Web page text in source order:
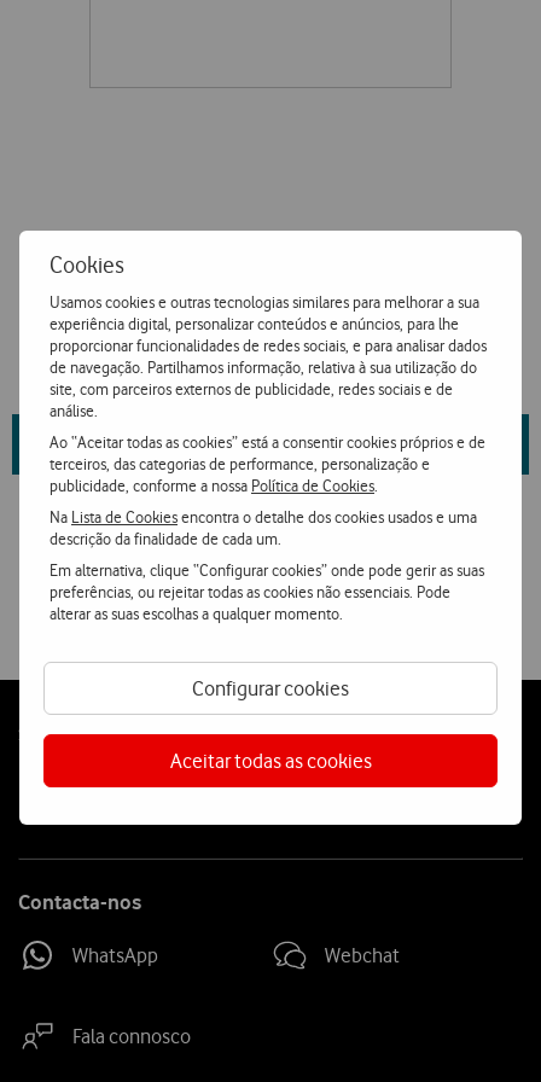
Cookies
Usamos cookies e outras tecnologias similares para melhorar a sua
experiência digital, personalizar conteúdos e anúncios, para lhe
proporcionar funcionalidades de redes sociais, e para analisar dados
de navegação. Partilhamos informação, relativa à sua utilização do
site, com parceiros externos de publicidade, redes sociais e de
análise.
Ao “Aceitar todas as cookies” está a consentir cookies próprios e de
terceiros, das categorias de performance, personalização e
publicidade, conforme a nossa Política de Cookies
Na Lista de Cookiesencontra o detalhe dos cookies usados e uma
descrição da finalidade de cada um.
Em alternativa, clique “Configurar cookies” onde pode gerir as suas
preferências, ou rejeitar todas as cookies não essenciais. Pode
alterar as suas escolhas a qualquer momento.
Configurar cookies
Aceitar todas as cookies
Saiba mais sobre as propriedades da marca e fornecedoraqui
Ver condições Loja Online
Follow
Social
Contacta-nos
WhatsApp Webchat
Fala connosco